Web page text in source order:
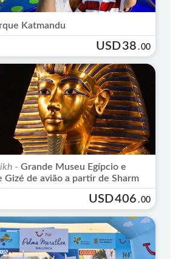
Katmandu
USD38 .00
- Grande Museu Egípcio e
Gizé de avião a partir de Sharm
USD406 .00